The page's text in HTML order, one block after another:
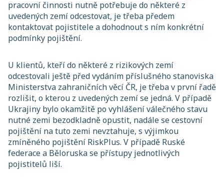
pracovní činnosti nutně potřebuje do některé z
uvedených zemí odcestovat, je třeba předem
kontaktovat pojistitele a dohodnout s ním konkrétní
podmínky pojištění.
U klientů, kteří do některé z rizikových zemí
odcestovali ještě před vydáním příslušného stanoviska
Ministerstva zahraničních věcí ČR, je třeba v první řadě
rozlišit, o kterou z uvedených zemí se jedná. V případě
Ukrajiny bylo okamžitě po vyhlášení válečného stavu
nutné zemi bezodkladně opustit, nadále se cestovní
pojištění na tuto zemi nevztahuje, s výjimkou
zmíněného pojištění RiskPlus. V případě Ruské
federace a Běloruska se přístupy jednotlivých
pojistitelů liší.